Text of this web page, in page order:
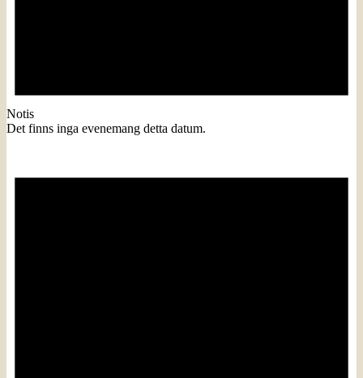
Notis
Det finns inga evenemang detta datum.